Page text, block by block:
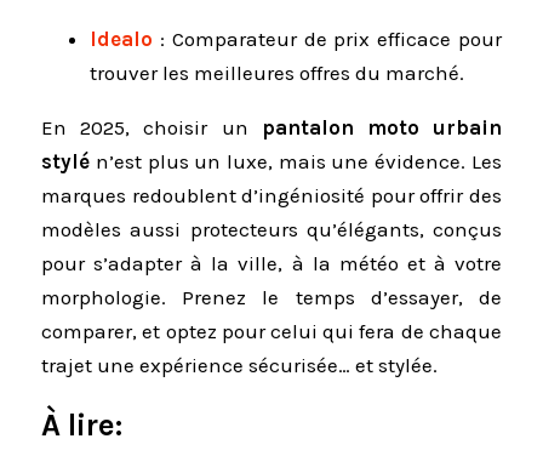
Idealo : Comparateur de prix efficace pour
trouver les meilleures offres du marché.
En 2025, choisir un
pantalon moto urbain
stylé n’est plus un luxe, mais une évidence. Les
marques redoublent d’ingéniosité pour offrir des
modèles aussi protecteurs qu’élégants, conçus
pour s’adapter à la ville, à la météo et à votre
morphologie. Prenez le temps d’essayer, de
comparer, et optez pour celui qui fera de chaque
trajet une expérience sécurisée… et stylée.
À lire: